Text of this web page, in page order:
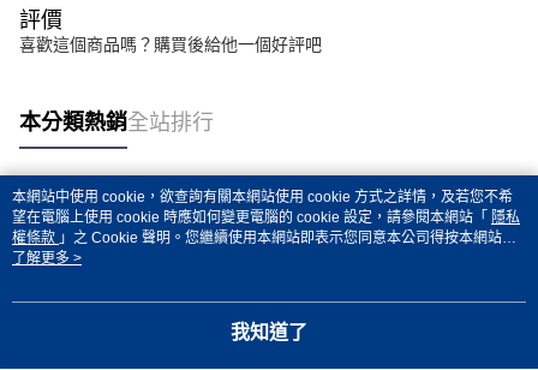
評價
喜歡這個商品嗎？購買後給他一個好評吧
本分類熱銷全站排行
熱門標籤
本網站中使用 cookie，欲查詢有關本網站使用 cookie 方式之詳情，及若您不希
望在電腦上使用 cookie 時應如何變更電腦的 cookie 設定，請參閱本網站「 隱私
權條款 」之 Cookie 聲明。您繼續使用本網站即表示您同意本公司得按本網站使
用條款之 Cookie 聲明使用 cookie。
了解更多 >
我知道了